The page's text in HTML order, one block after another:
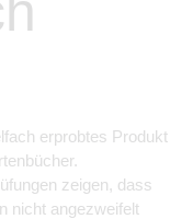
erprobtes Produkt
zeigen, dass
nicht angezweifelt